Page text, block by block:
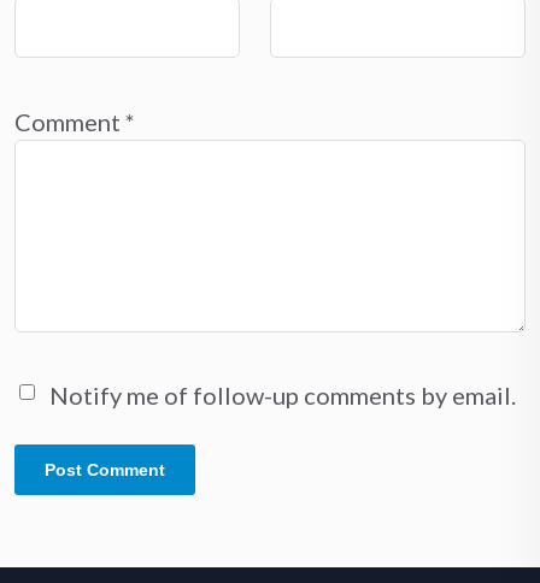
Comment *
Notify me of follow-up comments by email.